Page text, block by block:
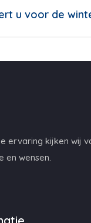
u voor de
ervaring kijken wij
en wensen.